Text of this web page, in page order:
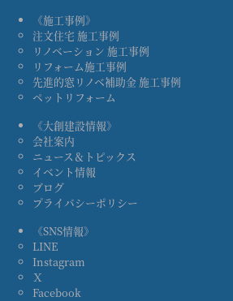
《施工事例》
注文住宅 施工事例
リノベーション 施工事例
リフォーム施工事例
先進的窓リノベ補助金 施工事例
ペットリフォーム
《大創建設情報》
会社案内
ニュース＆トピックス
イベント情報
ブログ
プライバシーポリシー
《SNS情報》
LINE
Instagram
Ｘ
Facebook